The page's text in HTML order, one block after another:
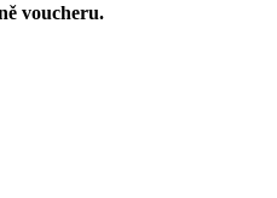
voucheru.